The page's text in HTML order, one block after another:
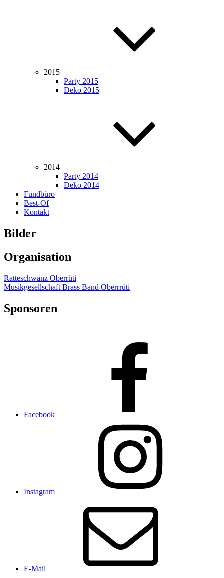
2015
Party 2015
Deko 2015
2014
Party 2014
Deko 2014
Fundbüro
Best-Of
Kontakt
Bilder
Organisation
Ratteschwänz Oberrüti
Musikgesellschaft Brass Band Oberrrüti
Sponsoren
Facebook
Instagram
E-Mail